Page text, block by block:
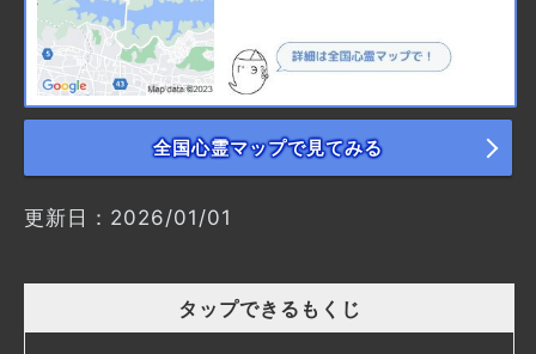
全国心霊マップで見てみる
更新日：2026/01/01
タップできるもくじ